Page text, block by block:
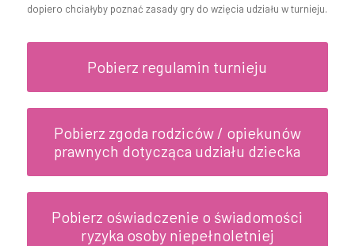
dopiero chciałyby poznać zasady gry do wzięcia udziału w turnieju.
Pobierz regulamin turnieju
Pobierz zgoda rodziców / opiekunów
prawnych dotycząca udziału dziecka
Pobierz oświadczenie o świadomości
ryzyka osoby niepełnoletniej